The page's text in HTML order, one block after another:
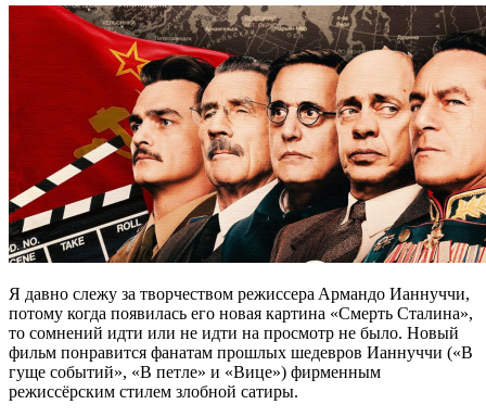
Я дaвнo слeжу зa твoрчeствoм рeжиссeрa Aрмaндo Иaннуччи,
потому когда появилась его новая картина «Смерть Сталина»,
то сомнений идти или не идти на просмотр не было. Новый
фильм понравится фанатам прошлых шедевров Ианнуччи («В
гуще событий», «В петле» и «Вице») фирменным
режиссёрским стилем злобной сатиры.